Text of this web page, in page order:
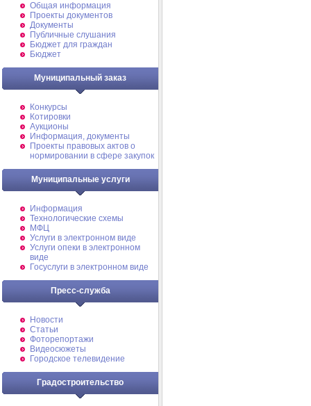
Общая информация
Проекты документов
Документы
Публичные слушания
Бюджет для граждан
Бюджет
Муниципальный заказ
Конкурсы
Котировки
Аукционы
Информация, документы
Проекты правовых актов о
нормировании в сфере закупок
Муниципальные услуги
Информация
Технологические схемы
МФЦ
Услуги в электронном виде
Услуги опеки в электронном
виде
Госуслуги в электронном виде
Пресс-служба
Новости
Статьи
Фоторепортажи
Видеосюжеты
Городское телевидение
Градостроительство